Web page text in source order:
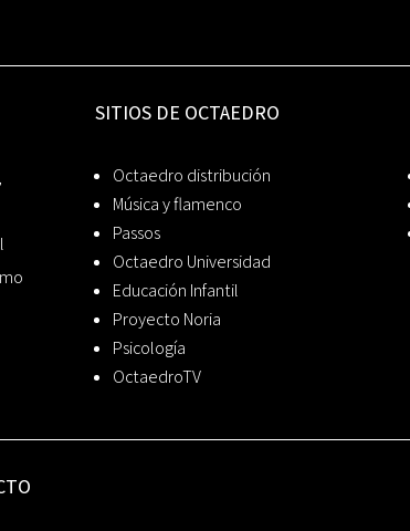
SITIOS DE OCTAEDRO
Octaedro distribución
Música y flamenco
Passos
Octaedro Universidad
Educación Infantil
Proyecto Noria
Psicología
OctaedroTV